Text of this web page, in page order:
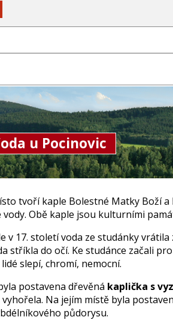
u Pocinovic
tvoří kaple Bolestné Matky Boží a
Obě kaple jsou kulturními
v 17. století voda ze studánky
stříkla do očí. Ke studánce začali
slepí, chromí, nemocní.
postavena dřevěná kaplička s
vyhořela. Na jejím místě byla
půdorysu.